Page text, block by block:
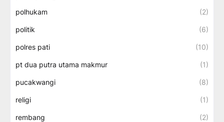
polhukam (2)
politik (6)
polres pati (10)
pt dua putra utama makmur (1)
pucakwangi (8)
religi (1)
rembang (2)